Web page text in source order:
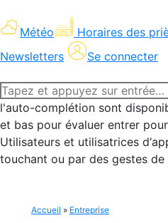
Météo Horaires des
Newsletters
Se connecter
Recherche
:l'auto-complétion sont
et bas pour évaluer entrer
Utilisateurs et utilisatrices
touchant ou par des gestes de
Accueil » Entreprise